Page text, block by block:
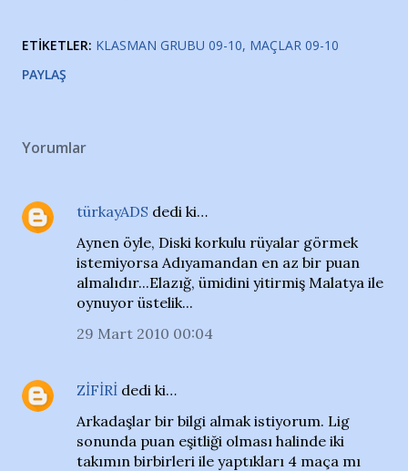
ETIKETLER: KLASMAN GRUBU 09-10 MAÇLAR 09-10
PAYLAŞ
Yorumlar
türkayADS dedi ki…
Aynen öyle, Diski korkulu rüyalar görmek
istemiyorsa Adıyamandan en az bir puan
almalıdır...Elazığ, ümidini yitirmiş Malatya ile
oynuyor üstelik...
29 Mart 2010 00:04
ZİFİRİ dedi ki…
Arkadaşlar bir bilgi almak istiyorum. Lig
sonunda puan eşitliği olması halinde iki
takımın birbirleri ile yaptıkları 4 maça mı